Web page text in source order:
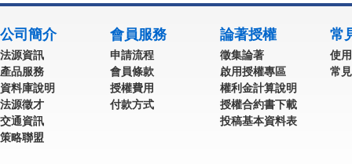
公司簡介
法源資訊
產品服務
資料庫說明
法源徵才
交通資訊
策略聯盟
會員服務
申請流程
會員條款
授權費用
付款方式
論著授權
徵集論著
啟用授權專區
權利金計算說明
授權合約書下載
投稿基本資料表
常
使
常